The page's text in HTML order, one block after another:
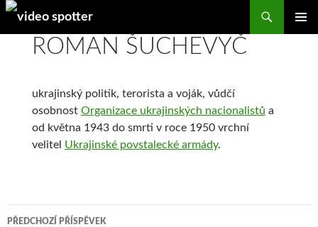
Search
ROMAN ŠUCHEVYČ
ukrajinský politik, terorista a voják, vůdčí
osobnost Organizace ukrajinských nacionalistů a
od května 1943 do smrti v roce 1950 vrchní
velitel Ukrajinské povstalecké armády.
Navigace
PŘEDCHOZÍ PŘÍSPĚVEK